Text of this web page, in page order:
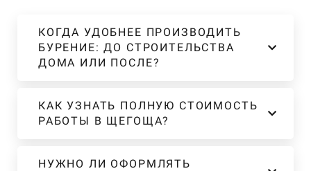
КОГДА УДОБНЕЕ ПРОИЗВОДИТЬ
БУРЕНИЕ: ДО СТРОИТЕЛЬСТВА
ДОМА ИЛИ ПОСЛЕ?
КАК УЗНАТЬ ПОЛНУЮ СТОИМОСТЬ
РАБОТЫ В ЩЕГОЩА?
НУЖНО ЛИ ОФОРМЛЯТЬ